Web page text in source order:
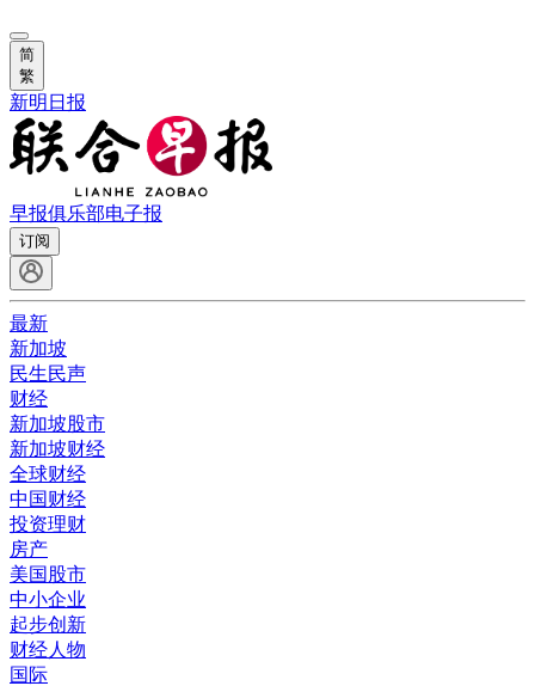
简
繁
新明日报
早报俱乐部电子报
订阅
最新
新加坡
民生民声
财经
新加坡股市
新加坡财经
全球财经
中国财经
投资理财
房产
美国股市
中小企业
起步创新
财经人物
国际